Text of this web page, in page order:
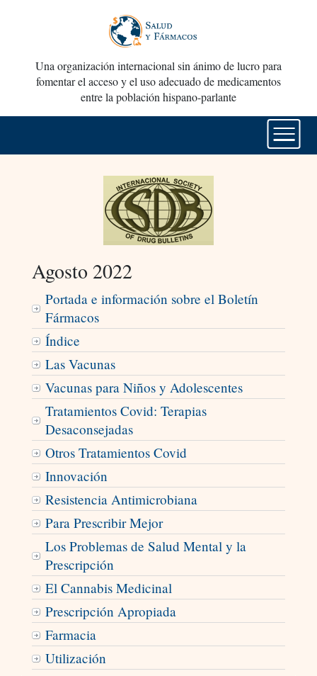
Una organización internacional sin ánimo de lucro para
fomentar el acceso y el uso adecuado de medicamentos
entre la población hispano-parlante
Agosto 2022
Portada e información sobre el Boletín
Fármacos
Índice
Las Vacunas
Vacunas para Niños y Adolescentes
Tratamientos Covid: Terapias
Desaconsejadas
Otros Tratamientos Covid
Innovación
Resistencia Antimicrobiana
Para Prescribir Mejor
Los Problemas de Salud Mental y la
Prescripción
El Cannabis Medicinal
Prescripción Apropiada
Farmacia
Utilización